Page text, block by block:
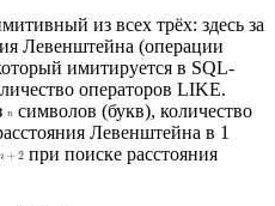
из всех трёх: здесь за
Левенштейна (операции
имитируется в SQL-
операторов LIKE.
символов (букв), количество
Левенштейна в 1
при поиске расстояния